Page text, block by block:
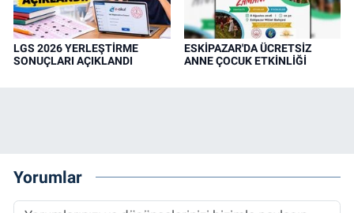
LGS 2026 YERLEŞTİRME
SONUÇLARI AÇIKLANDI
ESKİPAZAR'DA ÜCRETSİZ
ANNE ÇOCUK ETKİNLİĞİ
Yorumlar